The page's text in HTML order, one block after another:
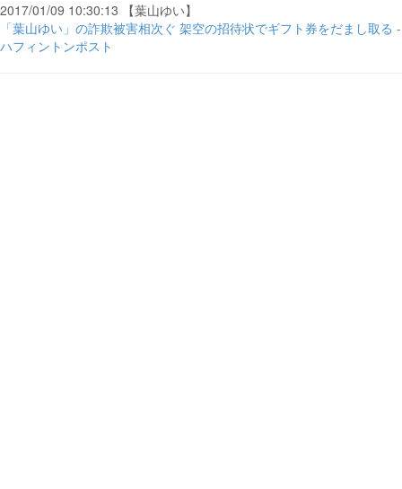
2017/01/09 10:30:13 【葉山ゆい】
「葉山ゆい」の詐欺被害相次ぐ 架空の招待状でギフト券をだまし取る -
ハフィントンポスト